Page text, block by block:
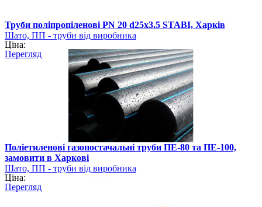
Труби поліпропіленові PN 20 d25х3.5 STABI, Харків
Шато, ПП - труби від виробника
Ціна:
Перегляд
Поліетиленові газопостачальні труби ПЕ-80 та ПЕ-100,
замовити в Харкові
Шато, ПП - труби від виробника
Ціна:
Перегляд